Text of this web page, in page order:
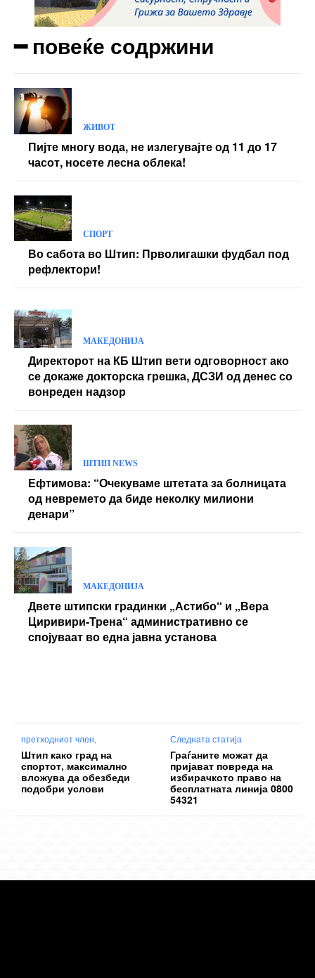
━ повеќе содржини
ЖИВОТ
Пијте многу вода, не излегувајте од 11 до 17
часот, носете лесна облека!
СПОРТ
Во сабота во Штип: Прволигашки фудбал под
рефлектори!
МАКЕДОНИЈА
Директорот на КБ Штип вети одговорност ако
се докаже докторска грешка, ДСЗИ од денес со
вонреден надзор
ШТИП NEWS
Ефтимова: “Очекуваме штетата за болницата
од невремето да биде неколку милиони
денари”
МАКЕДОНИЈА
Двете штипски градинки „Астибо“ и „Вера
Циривири-Трена“ административно се
спојуваат во една јавна установа
претходниот член,
Штип како град на
спортот, максимално
вложува да обезбеди
подобри услови
Следната статија
Граѓаните можат да
пријават повреда на
избирачкото право на
бесплатната линија 0800
54321